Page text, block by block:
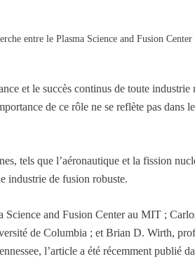
entre le Plasma Science and Fusion Center
et le succès continus de toute industrie
de ce rôle ne se reflète pas dans
tels que l’aéronautique et la fission
industrie de fusion robuste.
and Fusion Center au MIT ;
de Columbia ; et Brian D. Wirth,
l’article a été récemment publié